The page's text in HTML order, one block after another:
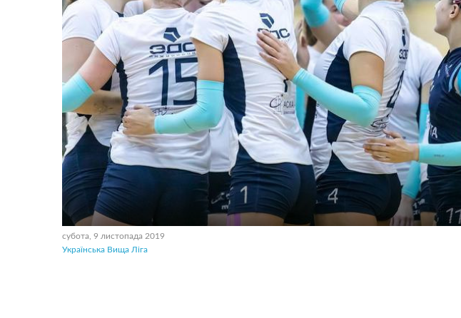
субота, 9 листопада 2019
Українська Вища Ліга